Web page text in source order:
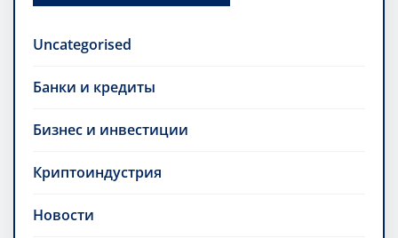
Uncategorised
Банки и кредиты
Бизнес и инвестиции
Криптоиндустрия
Новости